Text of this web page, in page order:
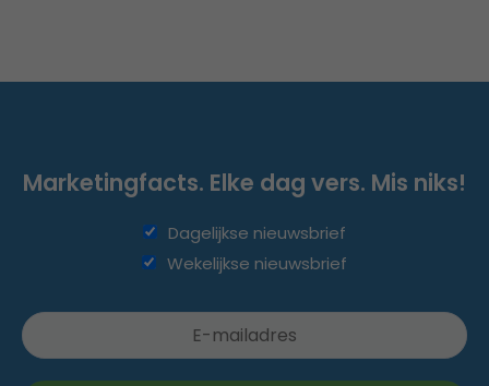
Marketingfacts. Elke dag vers. Mis niks!
Dagelijkse nieuwsbrief
Wekelijkse nieuwsbrief